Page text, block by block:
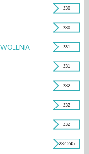
230
230
231
231
232
232
232
232-245